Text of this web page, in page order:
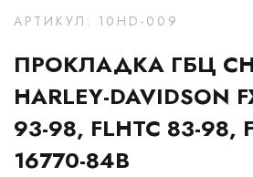
АРТИКУЛ: 10HD-009
ПРОКЛАДКА ГБЦ
HARLEY-DAVIDSON
93-98, FLHTC 83-98,
16770-84B